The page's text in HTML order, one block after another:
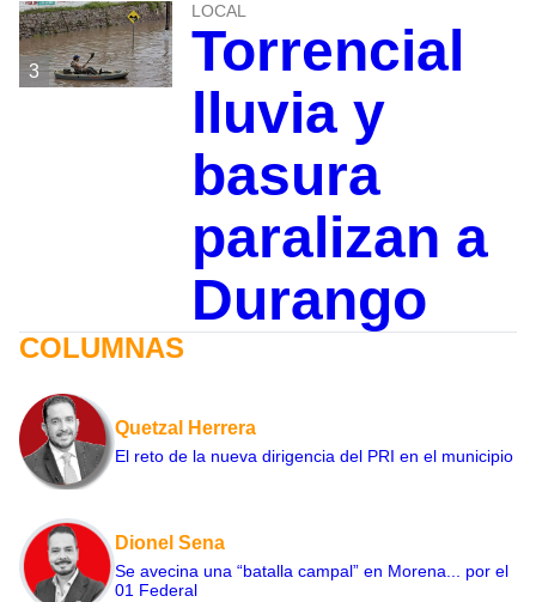
3
LOCAL
Torrencial
lluvia y
basura
paralizan a
Durango
COLUMNAS
Quetzal Herrera
El reto de la nueva dirigencia del PRI en el municipio
Dionel Sena
Se avecina una “batalla campal” en Morena... por el
01 Federal